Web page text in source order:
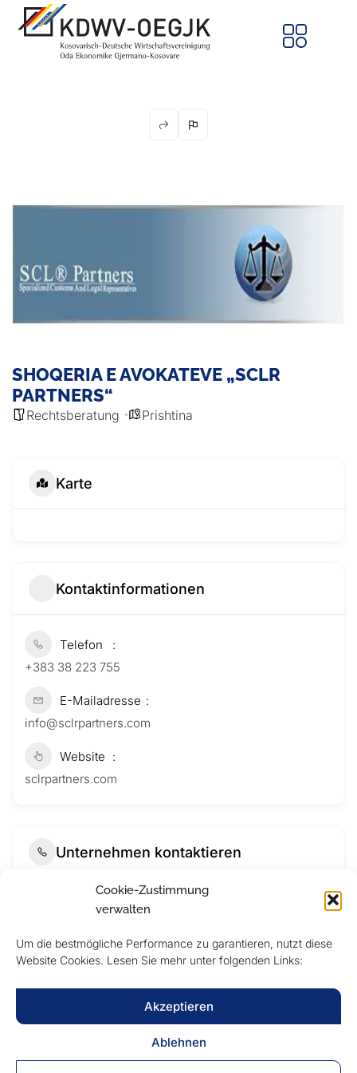
Cookie-Zustimmung
verwalten
Um die bestmögliche Performance zu garantieren, nutzt diese
Website Cookies. Lesen Sie mehr unter folgenden Links:
Akzeptieren
Ablehnen
SHOQERIA E AVOKATEVE „SCLR
PARTNERS“
Rechtsberatung Prishtina
Karte
Kontaktinformationen
Telefon
+383 38 223 755
E-Mailadresse
info@sclrpartners.com
Website
sclrpartners.com
Unternehmen kontaktieren